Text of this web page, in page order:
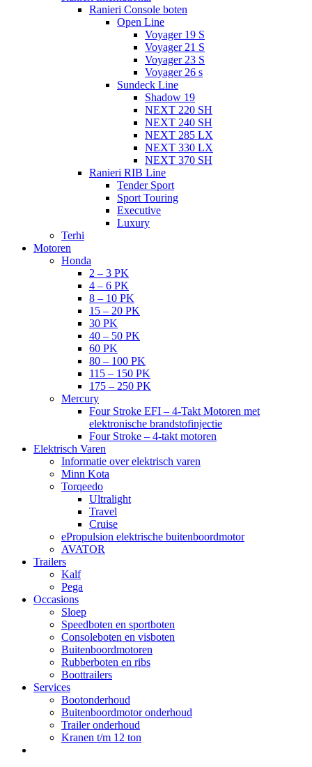
Ranieri Console boten
Open Line
Voyager 19 S
Voyager 21 S
Voyager 23 S
Voyager 26 s
Sundeck Line
Shadow 19
NEXT 220 SH
NEXT 240 SH
NEXT 285 LX
NEXT 330 LX
NEXT 370 SH
Ranieri RIB Line
Tender Sport
Sport Touring
Executive
Luxury
Terhi
Motoren
Honda
2 – 3 PK
4 – 6 PK
8 – 10 PK
15 – 20 PK
30 PK
40 – 50 PK
60 PK
80 – 100 PK
115 – 150 PK
175 – 250 PK
Mercury
Four Stroke EFI – 4-Takt Motoren met
elektronische brandstofinjectie
Four Stroke – 4-takt motoren
Elektrisch Varen
Informatie over elektrisch varen
Minn Kota
Torqeedo
Ultralight
Travel
Cruise
ePropulsion elektrische buitenboordmotor
AVATOR
Trailers
Kalf
Pega
Occasions
Sloep
Speedboten en sportboten
Consoleboten en visboten
Buitenboordmotoren
Rubberboten en ribs
Boottrailers
Services
Bootonderhoud
Buitenboordmotor onderhoud
Trailer onderhoud
Kranen t/m 12 ton